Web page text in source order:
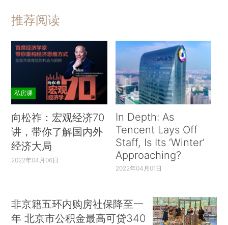
推荐阅读
私房课
向松祚：宏观经济70
讲，带你了解国内外
经济大局
2022年04月06日
In Depth: As
Tencent Lays Off
Staff, Is Its ‘Winter’
Approaching?
2022年04月01日
非京籍五环内购房社保降至一
年 北京市公积金最高可贷340